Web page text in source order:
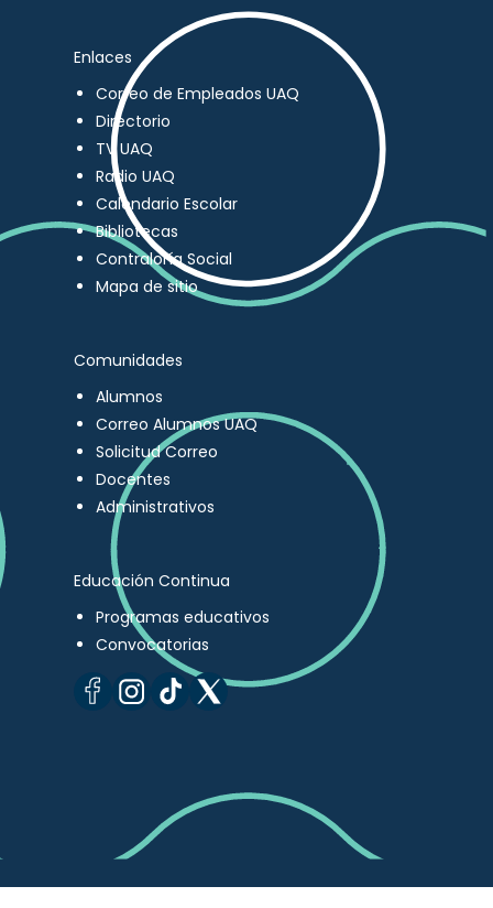
Enlaces
Correo de Empleados UAQ
Directorio
TV UAQ
Radio UAQ
Calendario Escolar
Bibliotecas
Contraloría Social
Mapa de sitio
Comunidades
Alumnos
Correo Alumnos UAQ
Solicitud Correo
Docentes
Administrativos
Educación Continua
Programas educativos
Convocatorias